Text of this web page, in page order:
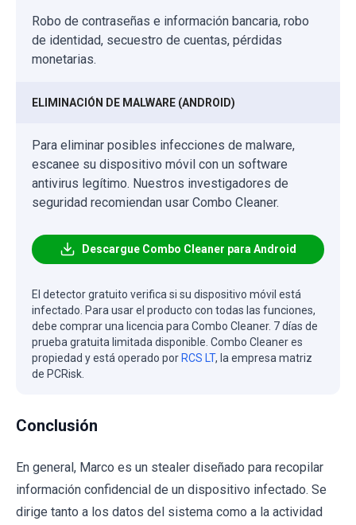
Robo de contraseñas e información bancaria, robo
de identidad, secuestro de cuentas, pérdidas
monetarias.
ELIMINACIÓN DE MALWARE (ANDROID)
Para eliminar posibles infecciones de malware,
escanee su dispositivo móvil con un software
antivirus legítimo. Nuestros investigadores de
seguridad recomiendan usar Combo Cleaner.
Descargue Combo Cleaner para Android
El detector gratuito verifica si su dispositivo móvil está
infectado. Para usar el producto con todas las funciones,
debe comprar una licencia para Combo Cleaner. 7 días de
prueba gratuita limitada disponible. Combo Cleaner es
propiedad y está operado porRCS LT, la empresa matriz
de PCRisk.
Conclusión
En general, Marco es un stealer diseñado para recopilar
información confidencial de un dispositivo infectado. Se
dirige tanto a los datos del sistema como a la actividad